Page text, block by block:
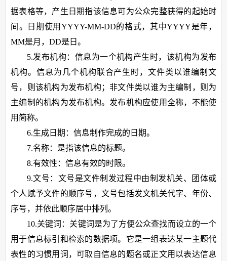
据表格等，产生日期指该信息可为公众完整获得的起始时
间。日期使用YYYY-MM-DD的格式，其中YYYY是年，
MM是月，DD是日。
5.发布机构：信息为一个机构产生时，该机构为发布
机构。信息为几个机构联合产生时，文件类以谁编制文
号，则该机构为发布机构；非文件类以谁为主编制，则为
主编制的机构为发布机构。发布机构应使用全称，不能使
用简称。
6.生成日期：信息制作完成的日期。
7.名称：是指该信息的标题。
8.有效性：信息有效的时限。
9.文号：文号是文件制发过程中由制发机关、团体或
个人赋予文件的顺序号，文号包括发文机关代字、年份、
序号，并依此顺序居中排列。
10.关键词：关键词是为了方便公众查找而设立的一个
用于信息标引和检索的数据项。它是一组表达某一主题代
表性的习惯用词，可取自信息的题名或正文用以表达信息